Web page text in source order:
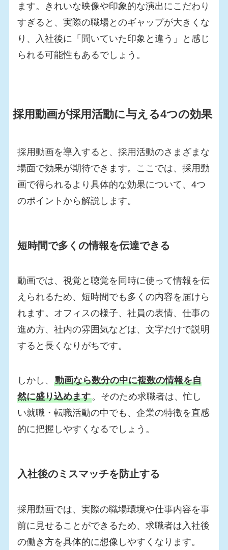
ます。きれいな映像や印象的な演出にこだわり
すぎると、実際の職場とのギャップが大きくな
り、入社後に「聞いていた印象と違う」と感じ
られる可能性もあるでしょう。
採用動画が採用活動に与える4つの効果
採用動画を導入すると、採用活動のさまざまな
場面で効果が期待できます。ここでは、採用動
画で得られるより具体的な効果について、4つ
のポイントから解説します。
短時間で多くの情報を伝達できる
動画では、視覚と聴覚を同時に使って情報を伝
えられるため、短時間でも多くの内容を届けら
れます。オフィスの様子、社員の表情、仕事の
進め方、社内の雰囲気などは、文字だけで説明
すると長くなりがちです。
しかし、動画なら数分の中に複数の情報を自
然に盛り込めます。そのため求職者は、忙し
い就職・転職活動の中でも、企業の特徴を直感
的に把握しやすくなるでしょう。
入社後のミスマッチを防止する
採用動画では、実際の職場環境や仕事内容を事
前に見せることができるため、求職者は入社後
の働き方を具体的に想像しやすくなります。